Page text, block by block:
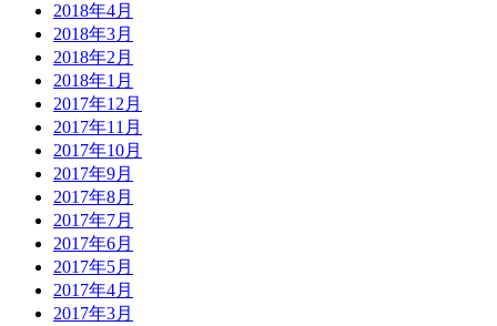
2018年4月
2018年3月
2018年2月
2018年1月
2017年12月
2017年11月
2017年10月
2017年9月
2017年8月
2017年7月
2017年6月
2017年5月
2017年4月
2017年3月